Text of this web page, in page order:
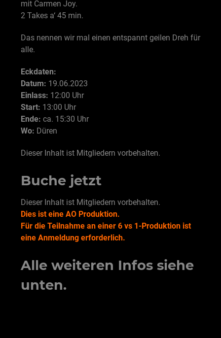
mit Carmen Joy.
2 Takes a‘ 45 min.
Das nennen wir mal einen entspannt geilen Dreh für
alle.
Eckdaten:
Datum: 19.06.2023
Einlass: 12:00 Uhr
Start: 13:00 Uhr
Ende: ca. 15:30 Uhr
Wo: Düren
Dieser Inhalt ist Mitgliedern vorbehalten.
Buche jetzt
Dieser Inhalt ist Mitgliedern vorbehalten.
Dies ist eine AO Produktion.
Für die Teilnahme an einer 6 vs 1-Produktion ist
eine Anmeldung erforderlich.
Alle weiteren Infos siehe
unten.